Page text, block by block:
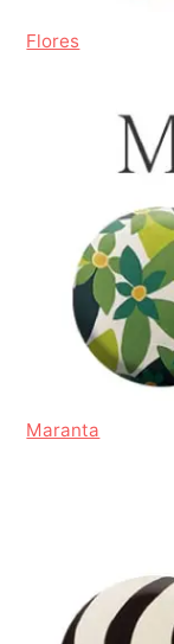
Flores
Maranta